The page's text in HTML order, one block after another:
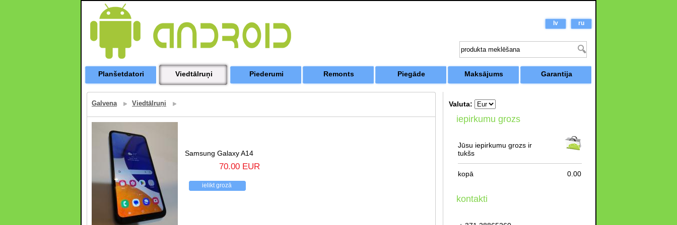
lv ru
Planšetdatori Viedtālruņi Piederumi Remonts Piegāde Maksājums Garantija
Galvena Viedtālruņi
Samsung Galaxy A14
70.00 EUR
ielikt grozā
Valuta:
iepirkumu grozs
Jūsu iepirkumu grozs ir
tukšs
kopā 0.00
kontakti